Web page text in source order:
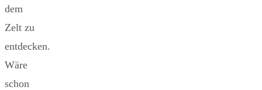
dem
Zelt zu
entdecken.
Wäre
schon